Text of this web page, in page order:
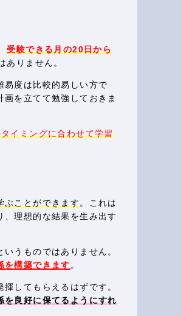
受験できる月の20日から
ありません。
易度は比較的易しい方で
を立てて勉強しておきま
イミングに合わせて学習
ぶことができます 。これは
理想的な結果を生み出す
うものではありません。
を構築できます 。
してもらえるはずです。
良好に保てるようにすれ